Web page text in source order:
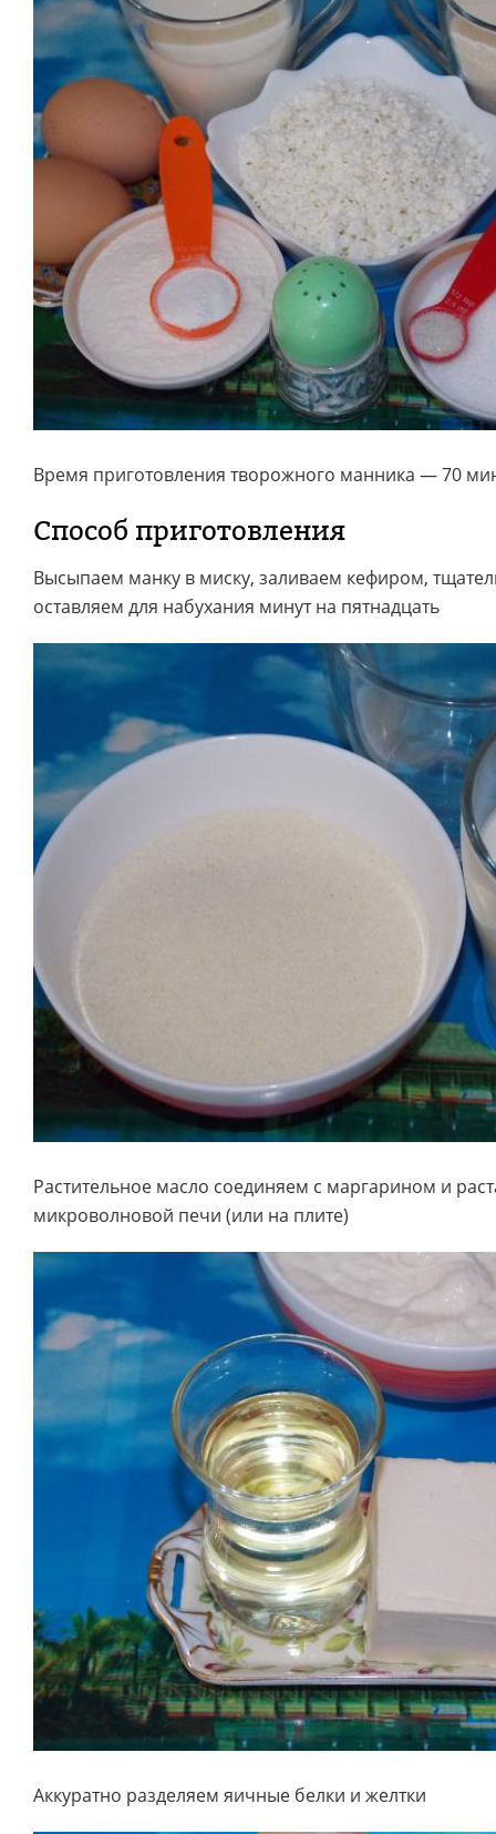
Время приготовления творожного манника — 70
Способ приготовления
Высыпаем манку в миску, заливаем кефиром,
оставляем для набухания минут на пятнадцать
Растительное масло соединяем с маргарином и
микроволновой печи (или на плите)
Аккуратно разделяем яичные белки и желтки